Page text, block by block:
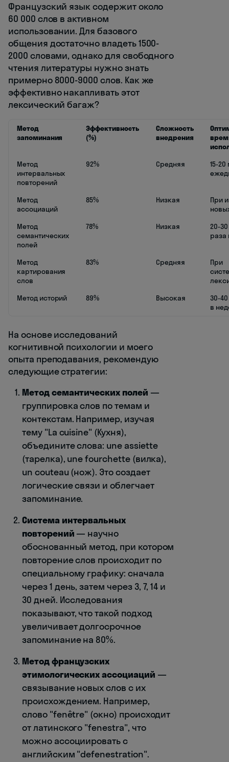
Французский язык содержит около
60 000 слов в активном
использовании. Для базового
общения достаточно владеть 1500-
2000 словами, однако для свободного
чтения литературы нужно знать
примерно 8000-9000 слов. Как же
эффективно накапливать этот
лексический багаж?
Метод
запоминания
Эффективность
(%)
Сложность
внедрения
Метод
интервальных
повторений
92% Средняя
15-20
Метод
ассоциаций
85% Низкая
При
Метод
семантических
полей
78% Низкая
20-
раза
Метод
картирования
слов
83% Средняя
При
Метод историй
89% Высокая
30-
в
На основе исследований
когнитивной психологии и моего
опыта преподавания, рекомендую
следующие стратегии:
Метод семантических полей —
группировка слов по темам и
контекстам. Например, изучая
тему "La cuisine" (Кухня),
объедините слова: une assiette
(тарелка), une fourchette (вилка),
un couteau (нож). Это создает
логические связи и облегчает
запоминание.
Система интервальных
повторений — научно
обоснованный метод, при котором
повторение слов происходит по
специальному графику: сначала
через 1 день, затем через 3, 7, 14 и
30 дней. Исследования
показывают, что такой подход
увеличивает долгосрочное
запоминание на 80%.
Метод французских
этимологических ассоциаций —
связывание новых слов с их
происхождением. Например,
слово "fenêtre" (окно) происходит
от латинского "fenestra", что
можно ассоциировать с
английским "defenestration".